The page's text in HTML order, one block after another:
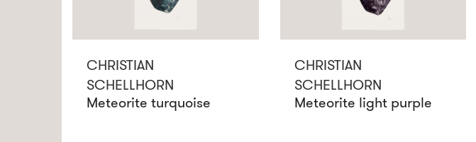
CHRISTIAN
SCHELLHORN
Meteorite turquoise
CHRISTIAN
SCHELLHORN
Meteorite light purple